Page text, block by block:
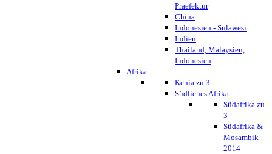
Praefektur
China
Indonesien - Sulawesi
Indien
Thailand, Malaysien,
Indonesien
Afrika
Kenia zu 3
Südliches Afrika
Südafrika zu
3
Südafrika &
Mosambik
2014